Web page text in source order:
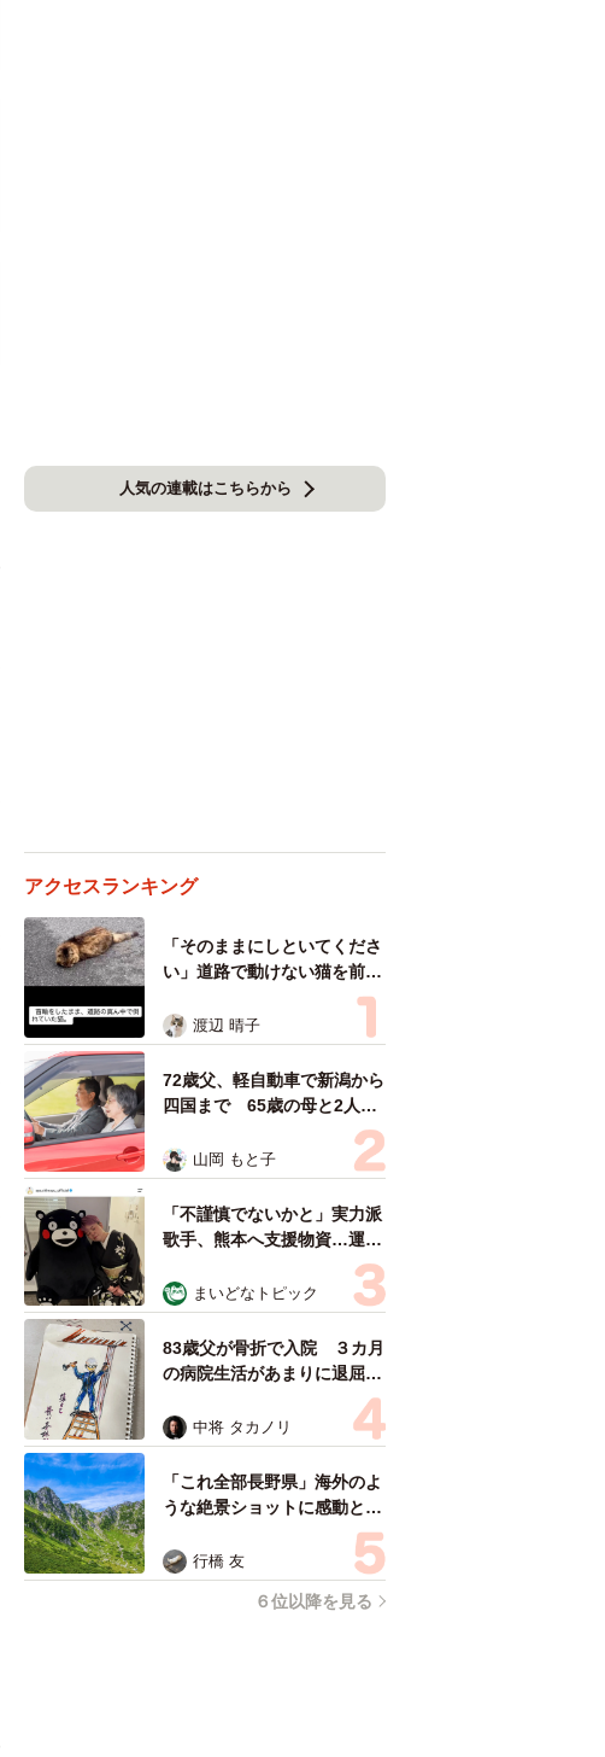
人気の連載はこちらから
アクセスランキング
「そのままにしといてくださ
い」道路で動けない猫を前に
返された一言… 懸命に生き
ようとした4日間 「命の重
さはみんな同じ」保護団体代
表の訴え
渡辺 晴子
72歳父、軽自動車で新潟から
四国まで 65歳の母と2人で
3泊4日の旅 パーキングの休
憩まで分刻み… 「大学生で
も組まねえよ！」
山岡 もと子
「不謹慎でないかと」実力派
歌手、熊本へ支援物資…運搬
トラックの車体デザインにた
めらい 「痛いほど伝わる」
「行動され立派」
まいどなトピック
83歳父が骨折で入院 ３カ月
の病院生活があまりに退屈で
い！」→スケッチブックを見
た家族が仰天「これ、売れま
すよ…」
中将 タカノリ
「これ全部長野県」海外のよ
うな絶景ショットに感動と反
響「離れてからいいところだ
ったんだって気づいた」
行橋 友
６位以降を見る